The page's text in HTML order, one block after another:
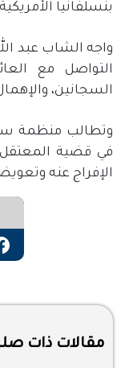
بنسلفانيا
التواصل مع
السجانين،
وتطالب منظمة
في قضية المعتقل
الإفراج عنه
مقالات ذات